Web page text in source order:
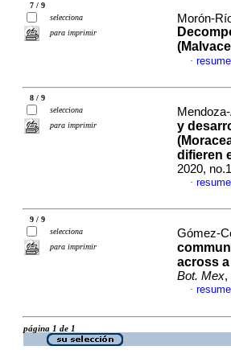
7 / 9
selecciona
para imprimir
Morón-
·
8 / 9
selecciona
para imprimir
y
difieren
2020,
·
9 / 9
selecciona
para imprimir
Gómez-
across
Bot. Mex,
·
página 1 de 1